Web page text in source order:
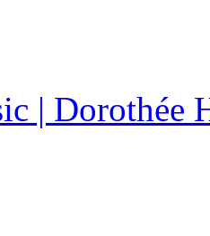
| Dorothée